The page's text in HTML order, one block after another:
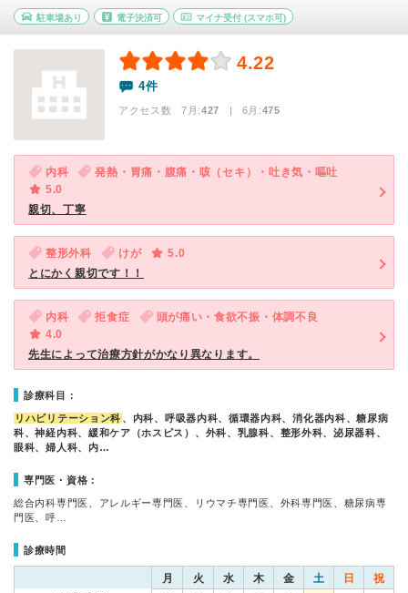
駐車場あり 電子決済可 マイナ受付 (スマホ可)
4.22
4件
アクセス数 7月:427 | 6月:475
内科
発熱・胃痛・腹痛・咳（セキ）・吐き気・嘔吐
5.0
親切、丁寧
整形外科 けが
5.0
とにかく親切です！！
内科 拒食症
頭が痛い・食欲不振・体調不良
4.0
先生によって治療方針がかなり異なります。
診療科目：
リハビリテーション科 、内科、呼吸器内科、循環器内科、消化器内科、糖尿病
科、神経内科、緩和ケア（ホスピス）、外科、乳腺科、整形外科、泌尿器科、
眼科、婦人科、内…
専門医・資格：
総合内科専門医、アレルギー専門医、リウマチ専門医、外科専門医、糖尿病専
門医、呼…
診療時間
月 火 水 木 金 土 日 祝